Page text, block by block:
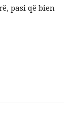
pasi që bien